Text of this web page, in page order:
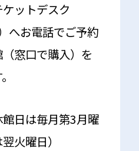
ットデスク
へお電話でご予約
窓口で購入）を
日は毎月第3月曜
火曜日）